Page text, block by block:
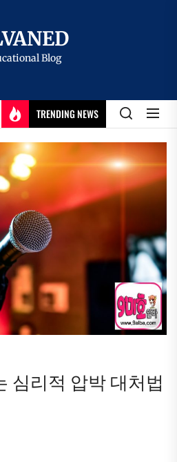
Blog
TRENDING NEWS
심리적 압박 대처법